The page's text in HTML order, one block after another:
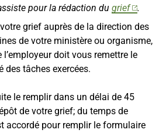
pour la rédaction dugrief
.
grief auprès de la direction des
de votre ministère ou organisme,
l’employeur doit vous remettre le
des tâches exercées.
le remplir dans un délai de 45
de votre grief; du temps de
accordé pour remplir le formulaire